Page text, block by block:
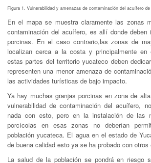
Figura 1. Vulnerabilidad y amenazas de contaminación del acuífero de
En el mapa se muestra claramente las zonas
contaminación del acuífero, es allí donde deben
porcinas. En el caso contrario,las zonas de
localizan cerca a la costa y principalmente en
estas partes del territorio yucateco deben
representen una menor amenaza de
las actividades turísticas de bajo impacto.
Ya hay muchas granjas porcinas en zona de
vulnerabilidad de contaminación del acuífero,
nada con esto, pero en la instalación de las
porcícolas en esas zonas no deberían
población yucateca. El agua en el estado de
de buena calidad esto ya se ha probado con otros
La salud de la población se pondrá en riesgo